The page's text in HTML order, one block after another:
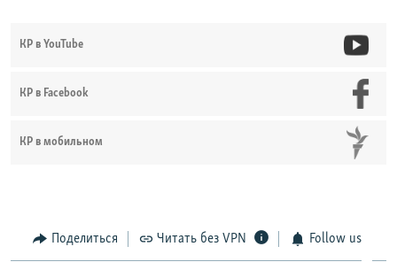
КР в YouTube
КР в Facebook
КР в мобильном
Поделиться Читать без VPN Follow us